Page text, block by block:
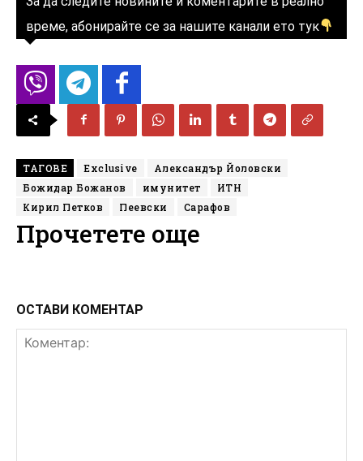
време, абонирайте се за нашите канали ето тук
ТАГОВЕ Exclusive
Александър Йоловски
Божидар Божанов
имунитет
ИТН
Кирил Петков
Пеевски Сарафов
Прочетете още
ОСТАВИ КОМЕНТАР